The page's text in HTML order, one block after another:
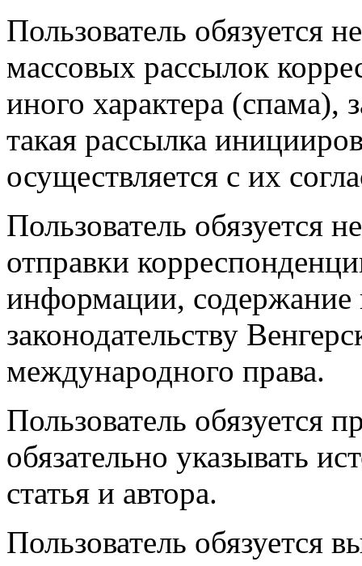
Пользователь обязуется
массовых рассылок
иного характера (спама),
такая рассылка
осуществляется с их
Пользователь обязуется
отправки
информации, содержание
законодательству
международного права.
Пользователь обязуется
обязательно указывать
статья и автора.
Пользователь обязуется